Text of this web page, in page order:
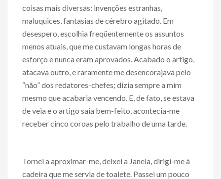
coisas mais diversas: invenções estranhas,
maluquices, fantasias de cérebro agitado. Em
desespero, escolhia freqüentemente os assuntos
menos atuais, que me custavam longas horas de
esforço e nunca eram aprovados. Acabado o artigo,
atacava outro, e raramente me desencorajava pelo
“não” dos redatores-chefes; dizia sempre a mim
mesmo que acabaria vencendo. E, de fato, se estava
de veia e o artigo saia bem-feito, acontecia-me
receber cinco coroas pelo trabalho de uma tarde.
Tornei a aproximar-me, deixei a Janela, dirigi-me à
cadeira que me servia de toalete. Passei um pouco